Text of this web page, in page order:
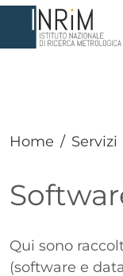
Salta al
Home Servizi
Paragrafo
Qui sono
(software e